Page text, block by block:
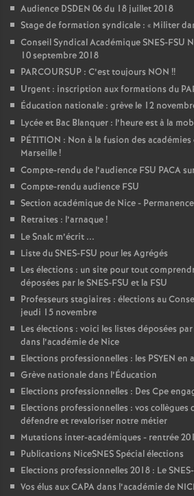
Audience DSDEN 06 du 18 juillet 2018
Stage de formation syndicale : « Militer
Conseil Syndical Académique SNES-FSU
10 septembre 2018
PARCOURSUP : C’est toujours NON !!
Urgent : inscription aux formations du
Éducation nationale : grève le 12
Lycée et Bac Blanquer : l’heure est à la
PÉTITION : Non à la fusion des
Marseille!
Compte-rendu de l’audience FSU PACA
Compte-rendu audience FSU
Section académique de Nice -
Retraites : l’arnaque!
Le Snalc m’écrit ...
Liste du SNES-FSU pour les Agrégés
Les élections : un site pour tout
déposées par le SNES-FSU et la FSU
Professeurs stagiaires : élections au
jeudi 15 novembre
Les élections : voici les listes déposées par
dans l’académie de Nice
Elections professionnelles : les PSYEN en
Grève nationale dans l’Éducation
Elections professionnelles : Des Cpe
Elections professionnelles : vos collègues
défendre et revaloriser notre métier
Mutations inter-académiques - rentrée
Publications NiceSNES Spécial élections
Elections professionnelles 2018 : Le
Vos élus aux CAPA dans l’académie de